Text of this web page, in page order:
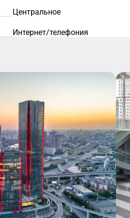
Центральное
Интернет/телефония
Кафе
Уютное
кафе — это
идеальное
место для
легкого
Ресторан
Благодаря
элегантному
интерьеру и
внимательному